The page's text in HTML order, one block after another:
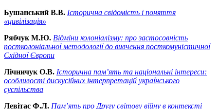
Бушанський В.В. Історична свідомість і поняття
«цивілізація»
Рябчук М.Ю. Відміни колоніалізму: про застосовність
постколоніальної методології до вивчення посткомуністичної
Східної Європи
Лічничук О.В. Історична пам’ять та національні інтереси:
особливості дискусійних інтерпретацій українського
суспільства
Левітас Ф.Л. Пам’ять про Другу світову війну в контексті